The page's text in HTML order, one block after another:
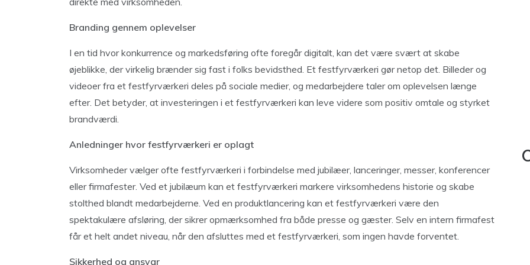
Branding gennem oplevelser
I en tid hvor konkurrence og markedsføring ofte foregår digitalt, kan det være svært at skabe
øjeblikke, der virkelig brænder sig fast i folks bevidsthed. Et festfyrværkeri gør netop det. Billeder og
videoer fra et festfyrværkeri deles på sociale medier, og medarbejdere taler om oplevelsen længe
efter. Det betyder, at investeringen i et festfyrværkeri kan leve videre som positiv omtale og styrket
brandværdi.
Anledninger hvor festfyrværkeri er oplagt
Virksomheder vælger ofte festfyrværkeri i forbindelse med jubilæer, lanceringer, messer, konferencer
eller firmafester. Ved et jubilæum kan et festfyrværkeri markere virksomhedens historie og skabe
stolthed blandt medarbejderne. Ved en produktlancering kan et festfyrværkeri være den
spektakulære afsløring, der sikrer opmærksomhed fra både presse og gæster. Selv en intern firmafest
får et helt andet niveau, når den afsluttes med et festfyrværkeri, som ingen havde forventet.
Sikkerhed og ansvar